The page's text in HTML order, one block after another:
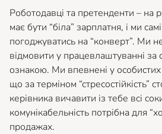
Роботодавці та претенденти – на
має бути “біла” зарплатня, і ми
погоджуватись на “конверт”. Ми
відмовити у працевлаштуванні за
ознакою. Ми впевнені у особистих
що за терміном “стресостійкість”
керівника вичавити із тебе всі
комунікабельність потрібна для
продажах.